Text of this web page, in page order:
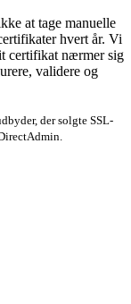
at tage manuelle
hvert år. Vi
certifikat nærmer sig
validere og
der solgte SSL-